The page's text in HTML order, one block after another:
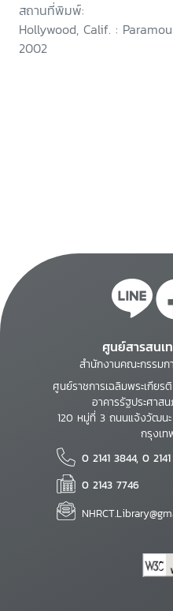
สถานที่พิมพ์:
Hollywood, Calif. :
2002
ศูนย์สารสน
สำนักงานคณะกรรม
ศูนย์ราชการเฉลิมพระเกีย
อาคารรัฐประศาส
120 หมู่ที่ 3 ถนนแจ้งวัฒน
กรุงเท
0 2141 3844, 0
0 2143 7746